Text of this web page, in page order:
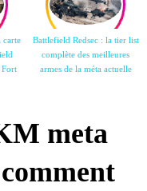
carte
Battlefield Redsec : la tier list
complète des meilleures
armes de laméta actuelle
meta